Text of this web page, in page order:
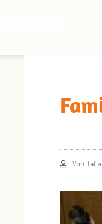
Von